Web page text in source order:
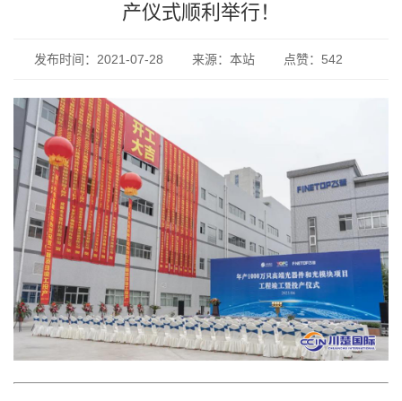
产仪式顺利举行！
发布时间：2021-07-28 来源： 本站 点赞：542